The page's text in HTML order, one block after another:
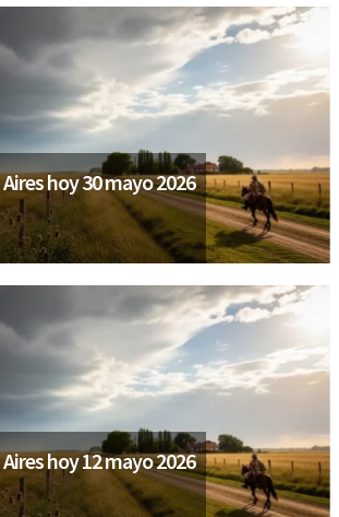
hoy 30 mayo 2026
hoy 12 mayo 2026